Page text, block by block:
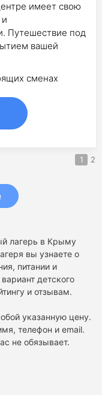
имеет свою
Путешествие под
вашей
сменах
1 2
лагерь в Крыму
вы узнаете о
питании и
детского
и отзывам.
указанную цену.
телефон и email.
не обязывает.